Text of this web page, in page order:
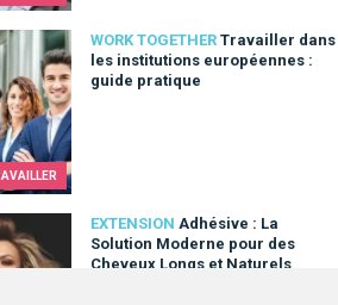
WORK TOGETHER Travailler dans
les institutions européennes :
guide pratique
européennes : guide pratique
EXTENSION Adhésive : La
Solution Moderne pour des
Cheveux Longs et Naturels
Moderne pour des Cheveux Longs et